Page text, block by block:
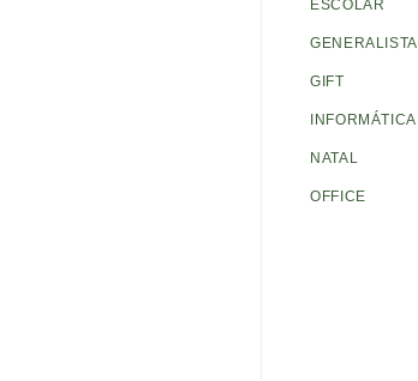
ESCOLAR
GENERALISTA
GIFT
INFORMÁTICA
NATAL
OFFICE